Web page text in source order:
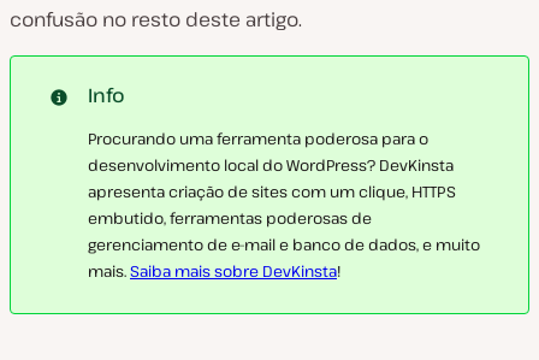
confusão no resto deste artigo.
Info
Procurando uma ferramenta poderosa para o
desenvolvimento local do WordPress? DevKinsta
apresenta criação de sites com um clique, HTTPS
embutido, ferramentas poderosas de
gerenciamento de e-mail e banco de dados, e muito
mais.Saiba mais sobre DevKinsta!